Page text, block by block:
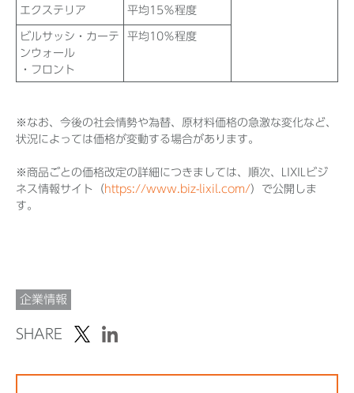
エクステリア 平均15％程度
ビルサッシ・カーテ
ンウォール
・フロント
平均10％程度
※なお、今後の社会情勢や為替、原材料価格の急激な変化など、
状況によっては価格が変動する場合があります。
※商品ごとの価格改定の詳細につきましては、順次、LIXILビジ
ネス情報サイト（ https://www.biz-lixil.com/）で公開しま
す。
企業情報
SHARE